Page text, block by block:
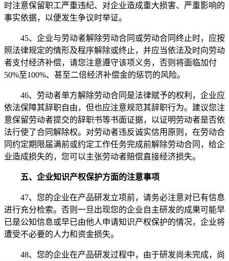
时注意保留职工严重违纪、对企业造成重大损害、严重影响的
事实依据，以便发生争议时举证。
45、企业与劳动者解除劳动合同或劳动合同终止时，应按
照法律规定的情形及程序解除或终止，并应当依法及时向劳动
者支付经济补偿，请您注意遵守该项义务，否则将面临加付
50%至100%、甚至二倍经济补偿金的惩罚的风险。
46、劳动者单方解除劳动合同是法律赋予的权利，企业应
依法保障其辞职自由，但也应注意规范其辞职行为。建议您注
意保留劳动者提交的辞职书等书面证据，以证明劳动者是否依
法行使了合同解除权。对劳动者违反诚实信用原则，在劳动合
同约定期限届满前或约定工作任务完成前解除劳动合同，给企
业造成损失的，您可以主张劳动者赔偿直接经济损失。
五、企业知识产权保护方面的注意事项
47、您的企业在产品研发立项前，请务必注意对已有信息
进行充分检索。否则一旦出现您的企业自主研发的成果可能早
已是公知信息或早已由他人申请知识产权保护的情况，企业将
遭受不必要的人力和资金损失。
48、您的企业在产品研发过程中，由于研发尚未完成，尚